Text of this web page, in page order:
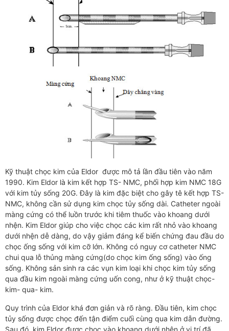
Kỹ thuật chọc kim của Eldor được mô tả lần đầu tiên vào năm
1990. Kim Eldor là kim kết hợp TS- NMC, phối hợp kim NMC 18G
với kim tủy sống 20G. Đây là kim đặc biệt cho gây tê kết hợp TS-
NMC, không cần sử dụng kim chọc tủy sống dài. Catheter ngoài
màng cứng có thể luồn trước khi tiêm thuốc vào khoang dưới
nhện. Kim Eldor giúp cho việc chọc các kim rất nhỏ vào khoang
dưới nhện dễ dàng, do vậy giảm đáng kể biến chứng đau đầu do
chọc ống sống với kim cỡ lớn. Không có nguy cơ catheter NMC
chui qua lỗ thủng màng cứng(do chọc kim ống sống) vào ống
sống. Không sản sinh ra các vụn kim loại khi chọc kim tủy sống
qua đầu kim ngoài màng cứng uốn cong, như ở kỹ thuật chọc-
kim- qua- kim.
Quy trình của Eldor khá đơn giản và rõ ràng. Đầu tiên, kim chọc
tủy sống được chọc đến tận điểm cuối cùng qua kim dẫn đường.
Sau đó, kim Eldor được chọc vào khoang dưới nhện ở vị trí đã